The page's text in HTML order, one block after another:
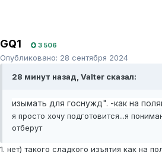
GQ1 3 506
Опубликовано: 28 сентября 2024
28 минут назад, Valter сказал:
изымать для госнужд". -как на
я просто хочу подготовится...я
отберут
1. нет) такого сладкого изъятия как на